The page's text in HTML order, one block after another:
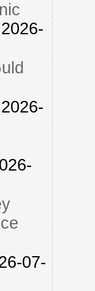
2026-
2026-
07-